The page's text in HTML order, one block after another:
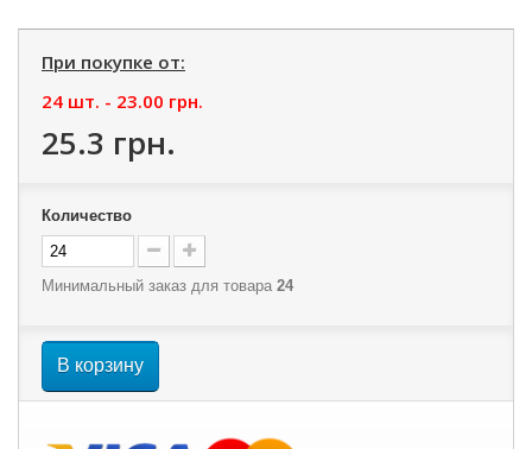
При покупке от:
24 шт. - 23.00 грн.
25.3 грн.
Количество
Минимальный заказ для товара 24
В корзину